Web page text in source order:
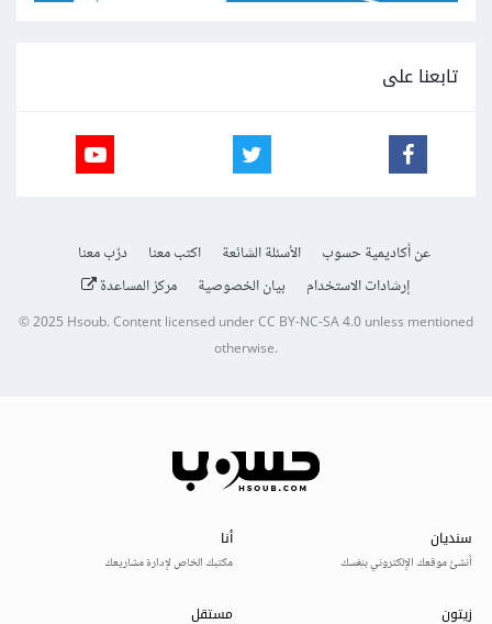
تابعنا على
عن أكاديمية حسوب الأسئلة الشائعة اكتب معنا
درّب معنا
إرشادات الاستخدام
بيان الخصوصية مركز المساعدة
© 2025Hsoub.Content licensed underCC BY-NC-SA 4.0unless mentioned
otherwise.